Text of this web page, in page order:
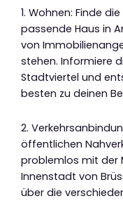
1. Wohnen: Finde
passende Haus in
von
stehen. Informiere
Stadtviertel und
besten zu deinen
2.
öffentlichen
problemlos mit der
Innenstadt von
über die